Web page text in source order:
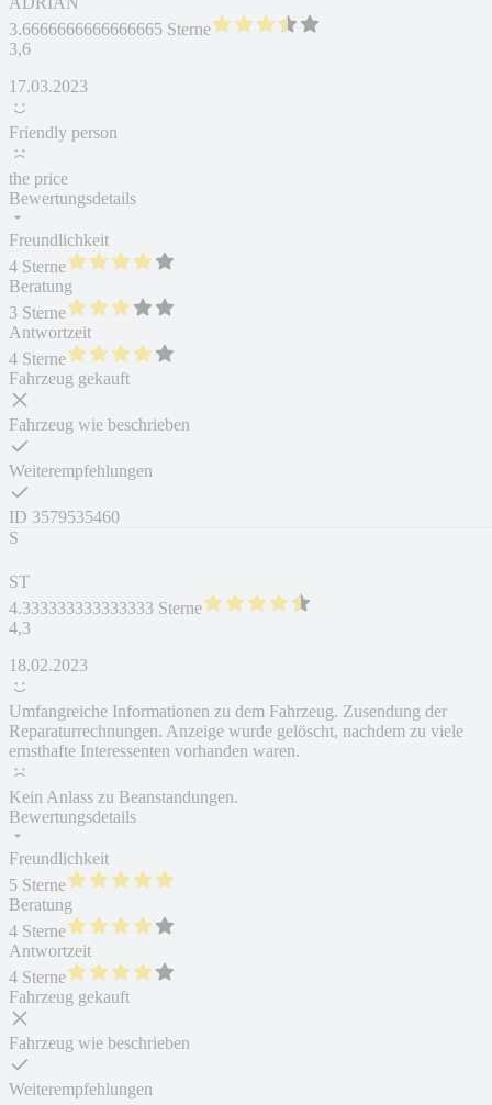
3.6666666666666665 Sterne
3,6
17.03.2023
Friendly person
the price
Bewertungsdetails
Freundlichkeit
4 Sterne
Beratung
3 Sterne
Antwortzeit
4 Sterne
Fahrzeug gekauft
Fahrzeug wie beschrieben
Weiterempfehlungen
ID 3579535460
S
ST
4.333333333333333 Sterne
4,3
18.02.2023
Umfangreiche Informationen zu dem Fahrzeug. Zusendung der
Reparaturrechnungen. Anzeige wurde gelöscht, nachdem zu viele
ernsthafte Interessenten vorhanden waren.
Kein Anlass zu Beanstandungen.
Bewertungsdetails
Freundlichkeit
5 Sterne
Beratung
4 Sterne
Antwortzeit
4 Sterne
Fahrzeug gekauft
Fahrzeug wie beschrieben
Weiterempfehlungen